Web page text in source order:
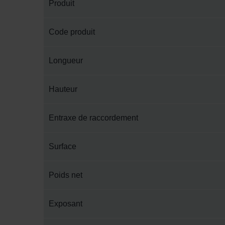
Produit
Code produit
Longueur
Hauteur
Entraxe de raccordement
Surface
Poids net
Exposant